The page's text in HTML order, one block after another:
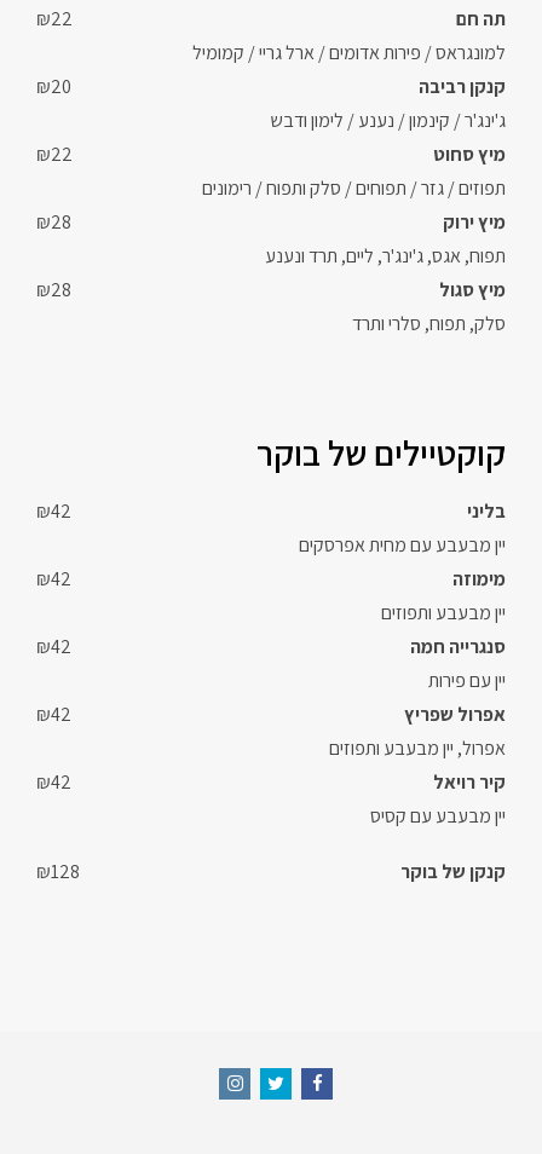
תה חם
₪22
למונגראס / פירות אדומים / ארל גריי / קמומיל
קנקן רביבה
₪20
ג'ינג'ר / קינמון / נענע / לימון ודבש
מיץ סחוט
₪22
תפוזים / גזר / תפוחים / סלק ותפוח / רימונים
מיץ ירוק
₪28
תפוח, אגס, ג'ינג'ר, ליים, תרד ונענע
מיץ סגול
₪28
סלק, תפוח, סלרי ותרד
קוקטיילים של בוקר
בליני
₪42
יין מבעבע עם מחית אפרסקים
מימוזה
₪42
יין מבעבע ותפוזים
סנגרייה חמה
₪42
יין עם פירות
אפרול שפריץ
₪42
אפרול, יין מבעבע ותפוזים
קיר רויאל
₪42
יין מבעבע עם קסיס
קנקן של בוקר ₪128